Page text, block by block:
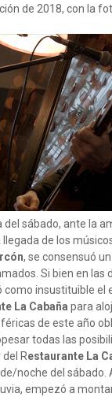
de 2018, con la
del sábado, ante la
de los
, se consensuó
Si bien en las
como insustituible el
La Cabaña para
de este año
todas las
Restaurante La
noche del sábado.
empezó a